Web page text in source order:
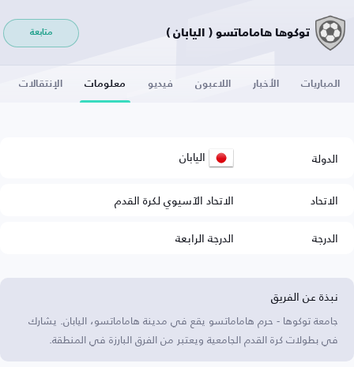
توكوها هاماماتسو ( اليابان ) متابعة
المباريات الأخبار اللاعبون فيديو معلومات الإنتقالات
الدولة اليابان
الاتحاد
الاتحاد الآسيوي لكرة القدم
الدرجة
الدرجة الرابعة
نبذة عن الفريق
جامعة توكوها - حرم هاماماتسو يقع في مدينة هاماماتسو، اليابان. يشارك
في بطولات كرة القدم الجامعية ويعتبر من الفرق البارزة في المنطقة.